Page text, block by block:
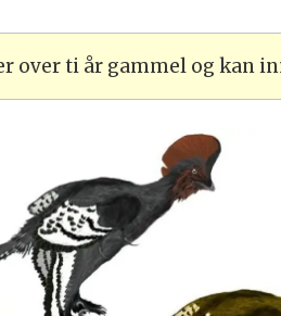
over ti år gammel og kan